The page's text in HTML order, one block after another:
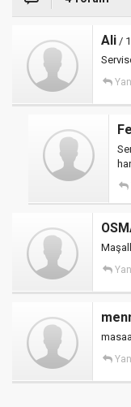
Ali /